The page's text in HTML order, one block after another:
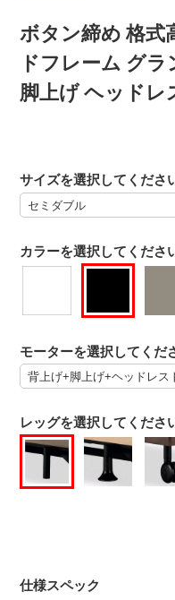
ボタン締め 格式
ドフレーム グ
脚上げ ヘッドレ
カラーを選択してくださ
サイズを選択してくださ
モーターを選択してくだ
レッグを選択してくださ
仕様スペック